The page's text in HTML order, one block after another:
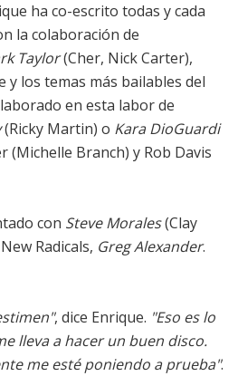
ha co-escrito todas y cada
la colaboración de
Taylor(Cher, Nick Carter),
los temas más bailables del
en esta labor de
(Ricky Martin) o Kara DioGuardi
(Michelle Branch) y Rob Davis
con Steve Morales(Clay
Radicals, Greg Alexander.
, dice Enrique. "Eso es lo
lleva a hacer un buen disco.
me esté poniendo a prueba".